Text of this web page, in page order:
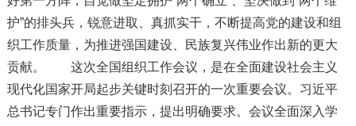
护”的排头兵，锐意进取、真抓实干，不断提高党的建设和组
织工作质量，为推进强国建设、民族复兴伟业作出新的更大
贡献。 这次全国组织工作会议，是在全面建设社会主义
现代化国家开局起步关键时刻召开的一次重要会议。习近平
总书记专门作出重要指示，提出明确要求。会议全面深入学